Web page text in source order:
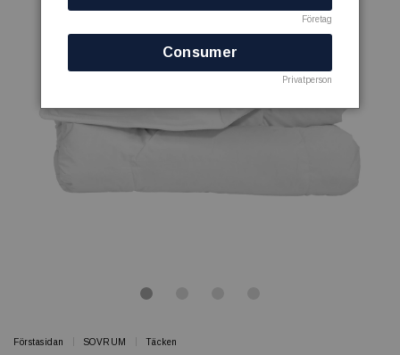
Förstasidan SOVRUM Täcken
Företag
Consumer
Privatperson